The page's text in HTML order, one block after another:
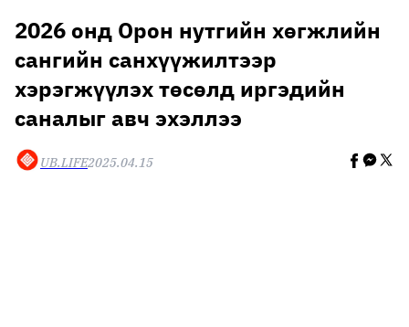
THE NEW YORK TIMES
НАДАД НЭГ САНАЛ БАЙНА
2026 онд Орон нутгийн хөгжлийн
сангийн санхүүжилтээр
хэрэгжүүлэх төсөлд иргэдийн
саналыг авч эхэллээ
UB.LIFE2025.04.15